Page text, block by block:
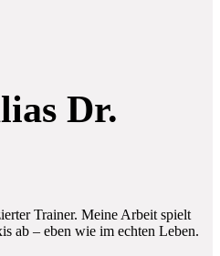
Dr.
Trainer. Meine Arbeit spielt
ab – eben wie im echten Leben.